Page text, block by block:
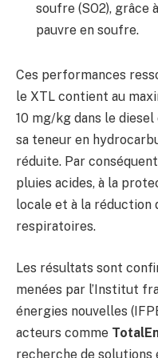
soufre (SO2), grâce
pauvre en soufre.
Ces performances
le XTL contient au
10 mg/kg dans le diesel
sa teneur en
réduite. Par
pluies acides, à la
locale et à la réduction
respiratoires.
Les résultats sont
menées par l’Institut
énergies nouvelles
acteurs comme
recherche de solutions